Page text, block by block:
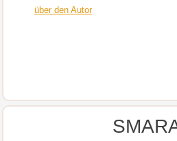
über den Autor